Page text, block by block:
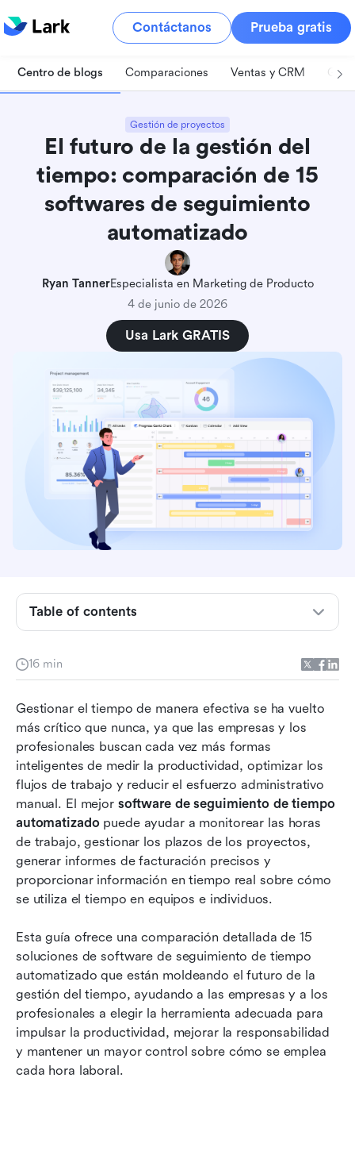
Contáctanos Prueba gratis
Centro de blogs Comparaciones Ventas y CRM
Gestión de proyectos
El futuro de la gestión del
tiempo: comparación de 15
softwares de seguimiento
automatizado
Ryan TannerEspecialista en Marketing de Producto
4 de junio de 2026
Usa Lark GRATIS
16 min
Gestionar el tiempo de manera efectiva se ha vuelto
más crítico que nunca, ya que las empresas y los
profesionales buscan cada vez más formas
inteligentes de medir la productividad, optimizar los
flujos de trabajo y reducir el esfuerzo administrativo
manual. El mejor software de seguimiento de tiempo
automatizado puede ayudar a monitorear las horas
de trabajo, gestionar los plazos de los proyectos,
generar informes de facturación precisos y
proporcionar información en tiempo real sobre cómo
se utiliza el tiempo en equipos e individuos.
Esta guía ofrece una comparación detallada de 15
soluciones de software de seguimiento de tiempo
automatizado que están moldeando el futuro de la
gestión del tiempo, ayudando a las empresas y a los
profesionales a elegir la herramienta adecuada para
impulsar la productividad, mejorar la responsabilidad
y mantener un mayor control sobre cómo se emplea
cada hora laboral.
Table of contents
Conclusiones clave: Las 5 mejores soluciones
para el seguimiento automático del tiempo
tiempo
¿Qué es el software de seguimiento de tiempo y
Razones clave para usar software de
Comparativa de las 15 principales herramientas
de software de seguimiento de tiempo
automatizado
Trampas que evitar con las herramientas
automatizadas de seguimiento de tiempo
Cómo la automatización está moldeando el
futuro del seguimiento del tiempo
Conclusión
Preguntas frecuentes
Lectura relacionada